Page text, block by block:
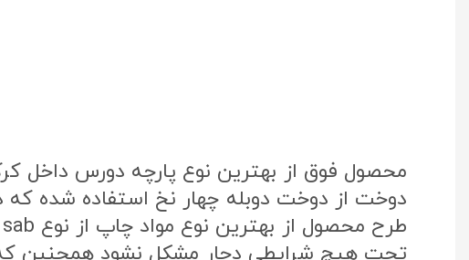
محصول فوق از بهترین نوع پارچه دورس داخل
دوخت از دوخت دوبله چهار نخ استفاده شده که
تحت هیچ شرایطی دچار مشکل نشود همچنین که